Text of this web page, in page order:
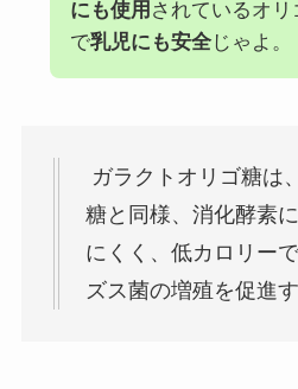
にも使用 されているオ
で乳児にも安全じゃよ。
ガラクトオリゴ糖は
糖と同様、消化酵素
にくく、低カロリー
ズス菌の増殖を促進